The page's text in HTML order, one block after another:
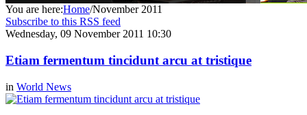
You are here:Home/November 2011
Subscribe to this RSS feed
Wednesday, 09 November 2011 10:30
Etiam fermentum tincidunt arcu at tristique
in World News